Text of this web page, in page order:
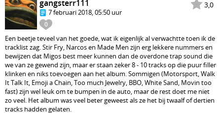
3,0
0
gangsterr111
7 februari 2018, 05:50 uur
Een beetje teveel van het goede, wat ik eigenlijk al verwachtte toen ik de
tracklist zag. Stir Fry, Narcos en Made Men zijn erg lekkere nummers en
bewijzen dat Migos best meer kunnen dan de overdone trap sound die
we van ze gewend zijn, maar er staan zeker 8 - 10 tracks op die puur filler
klinken en niks toevoegen aan het album. Sommigen (Motorsport, Walk
It Talk It, Emoji a Chain, Too much Jewelry, BBO, White Sand, Movin too
fast) zijn wel leuk om te bumpen in de auto, maar de rest doet me niet
zo veel. Het album was veel beter geweest als ze het bij twaalf of dertien
tracks hadden gelaten.